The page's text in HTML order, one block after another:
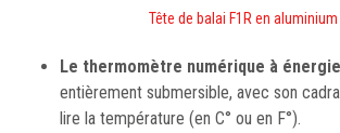
Tête de balai F1R en aluminium
Le thermomètre numérique à
entièrement submersible, avec son
lire la température (en C° ou en F°).